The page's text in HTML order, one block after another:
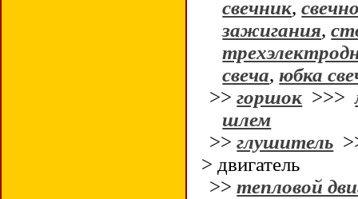
свечник,
зажигания,
свеча, юбка
>>горшок >>>
шлем
>>глушитель
> двигатель
>>тепловой